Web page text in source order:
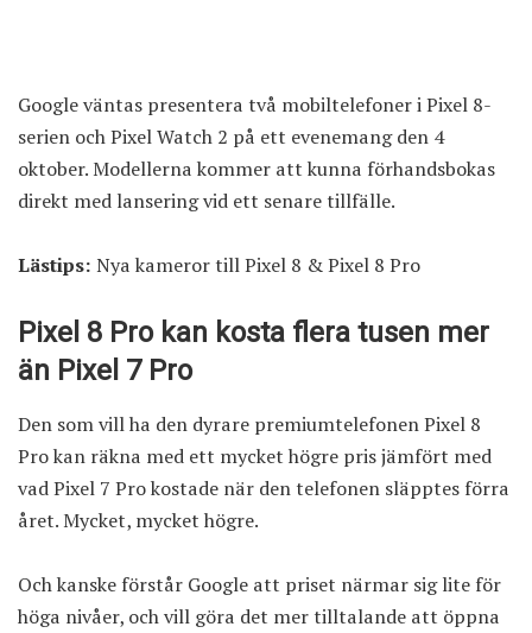
Google väntas presentera två mobiltelefoner i Pixel 8-
serien och Pixel Watch 2 på ett evenemang den 4
oktober. Modellerna kommer att kunna förhandsbokas
direkt med lansering vid ett senare tillfälle.
Lästips: Nya kameror till Pixel 8 & Pixel 8 Pro
Pixel 8 Pro kan kosta flera tusen mer
än Pixel 7 Pro
Den som vill ha den dyrare premiumtelefonen Pixel 8
Pro kan räkna med ett mycket högre pris jämfört med
vad Pixel 7 Pro kostade när den telefonen släpptes förra
året. Mycket, mycket högre.
Och kanske förstår Google att priset närmar sig lite för
höga nivåer, och vill göra det mer tilltalande att öppna